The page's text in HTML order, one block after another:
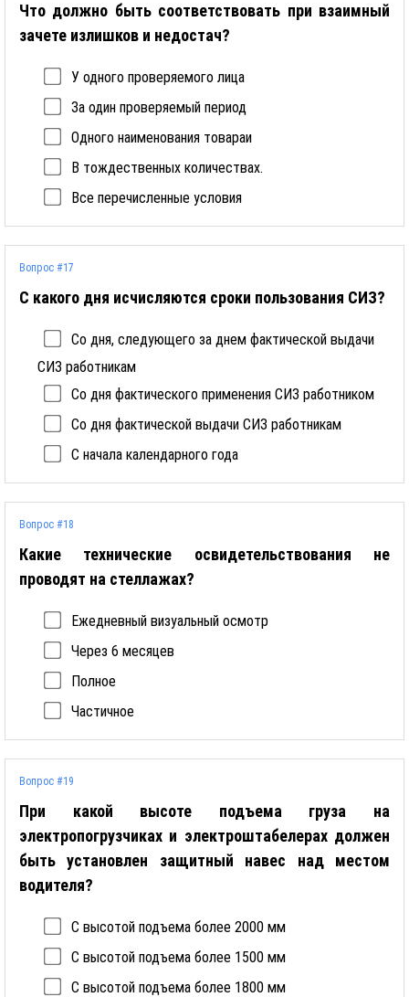
Что должно быть соответствовать при взаимный
зачете излишков и недостач?
У одного проверяемого лица
За один проверяемый период
Одного наименования товараи
В тождественных количествах.
Все перечисленные условия
Вопрос #17
С какого дня исчисляются сроки пользования СИЗ?
Со дня, следующего за днем фактической выдачи
СИЗ работникам
Со дня фактического применения СИЗ работником
Со дня фактической выдачи СИЗ работникам
С начала календарного года
Вопрос #18
Какие технические освидетельствования не
проводят на стеллажах?
Ежедневный визуальный осмотр
Через 6 месяцев
Полное
Частичное
Вопрос #19
При какой высоте подъема груза на
электропогрузчиках и электроштабелерах должен
быть установлен защитный навес над местом
водителя?
С высотой подъема более 2000 мм
С высотой подъема более 1500 мм
С высотой подъема более 1800 мм